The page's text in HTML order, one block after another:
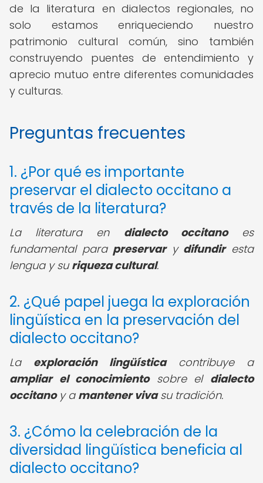
de la literatura en dialectos regionales, no
solo estamos enriqueciendo nuestro
patrimonio cultural común, sino también
construyendo puentes de entendimiento y
aprecio mutuo entre diferentes comunidades
y culturas.
Preguntas frecuentes
1. ¿Por qué es importante
preservar el dialecto occitano a
través de la literatura?
La literatura en dialecto occitanoes
fundamental para preservary difundiresta
lengua y suriqueza cultural.
2. ¿Qué papel juega la exploración
lingüística en la preservación del
dialecto occitano?
La exploración lingüísticacontribuye a
ampliar el conocimientosobre el dialecto
occitanoy a mantener vivasu tradición.
3. ¿Cómo la celebración de la
diversidad lingüística beneficia al
dialecto occitano?